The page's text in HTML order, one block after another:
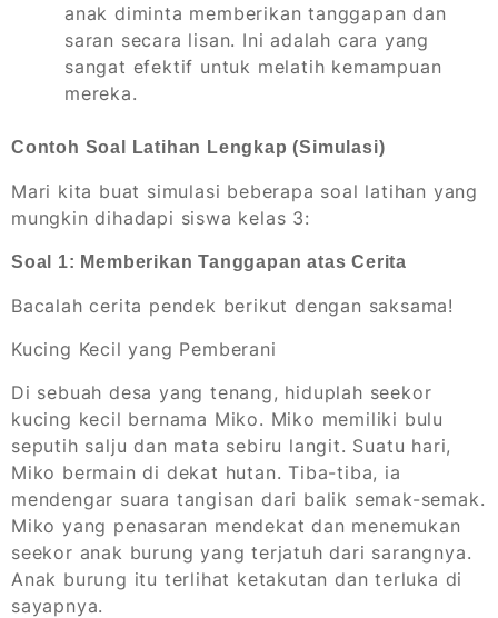
anak diminta memberikan tanggapan dan
saran secara lisan. Ini adalah cara yang
sangat efektif untuk melatih kemampuan
mereka.
Contoh Soal Latihan Lengkap (Simulasi)
Mari kita buat simulasi beberapa soal latihan yang
mungkin dihadapi siswa kelas 3:
Soal 1: Memberikan Tanggapan atas Cerita
Bacalah cerita pendek berikut dengan saksama!
Kucing Kecil yang Pemberani
Di sebuah desa yang tenang, hiduplah seekor
kucing kecil bernama Miko. Miko memiliki bulu
seputih salju dan mata sebiru langit. Suatu hari,
Miko bermain di dekat hutan. Tiba-tiba, ia
mendengar suara tangisan dari balik semak-semak.
Miko yang penasaran mendekat dan menemukan
seekor anak burung yang terjatuh dari sarangnya.
Anak burung itu terlihat ketakutan dan terluka di
sayapnya.